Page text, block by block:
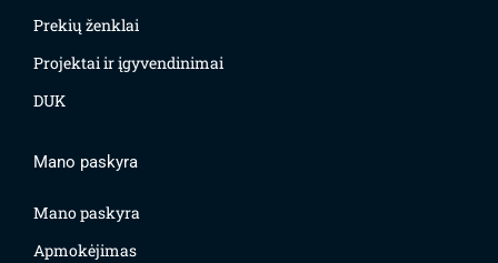
Prekių ženklai
Projektai ir įgyvendinimai
DUK
Mano paskyra
Mano paskyra
Apmokėjimas